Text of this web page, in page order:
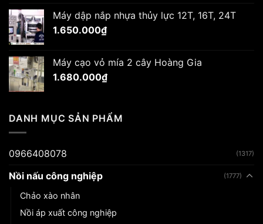
là:
tại
Máy dập nắp nhựa thủy lực 12T, 16T, 24T
1.650.000₫
Máy cạo vỏ mía 2 cây Hoàng Gia
1.680.000₫
DANH MỤC SẢN PHẨM
0966408078 (1317)
Nồi nấu công nghiệp (1777)
Chảo xào nhân
Nồi áp xuất công nghiệp